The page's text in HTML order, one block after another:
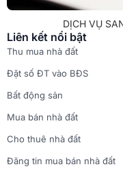
DỊCH VỤ
Liên kết nổi bật
Thu mua nhà đất
Đặt số ĐT vào BĐS
Bất động sản
Mua bán nhà đất
Cho thuê nhà đất
Đăng tin mua bán nhà đất